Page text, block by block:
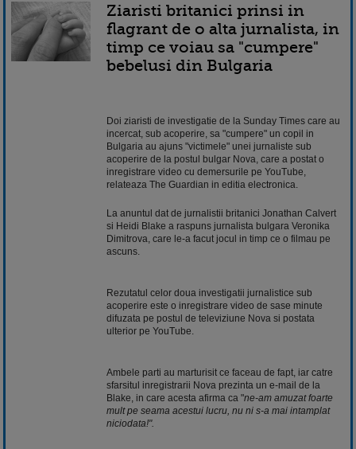
Ziaristi britanici prinsi in
flagrant de o alta jurnalista, in
timp ce voiau sa "cumpere"
bebelusi din Bulgaria
Doi ziaristi de investigatie de la Sunday Times care au
incercat, sub acoperire, sa "cumpere" un copil in
Bulgaria au ajuns "victimele" unei jurnaliste sub
acoperire de la postul bulgar Nova, care a postat o
inregistrare video cu demersurile pe YouTube,
relateaza The Guardian in editia electronica.
La anuntul dat de jurnalistii britanici Jonathan Calvert
si Heidi Blake a raspuns jurnalista bulgara Veronika
Dimitrova, care le-a facut jocul in timp ce o filmau pe
ascuns.
Rezutatul celor doua investigatii jurnalistice sub
acoperire este o inregistrare video de sase minute
difuzata pe postul de televiziune Nova si postata
ulterior pe YouTube.
Ambele parti au marturisit ce faceau de fapt, iar catre
sfarsitul inregistrarii Nova prezinta un e-mail de la
Blake, in care acesta afirma ca "ne-am amuzat foarte
mult pe seama acestui lucru, nu ni s-a mai intamplat
niciodata!".